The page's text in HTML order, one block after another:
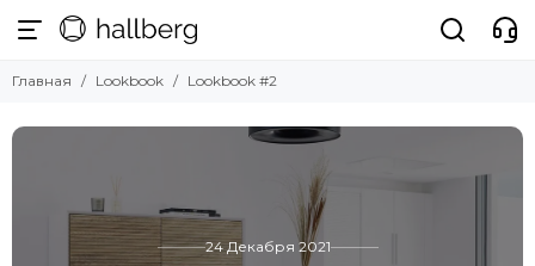
Главная Lookbook Lookbook #2
24 Декабря 2021